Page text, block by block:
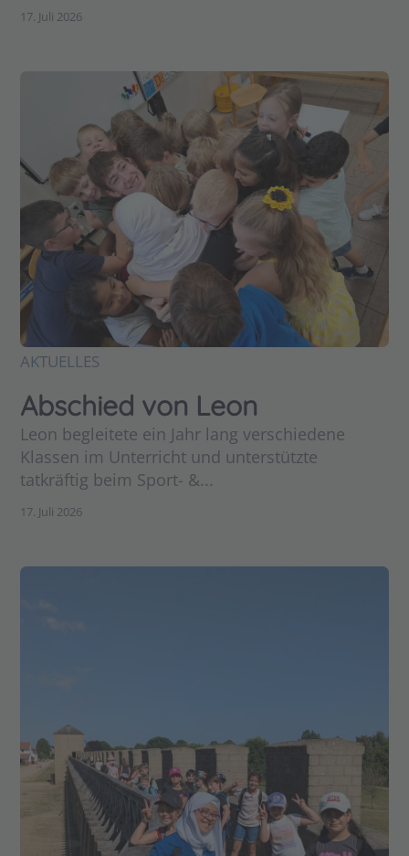
17. Juli 2026
AKTUELLES
Abschied von Leon
Leon begleitete ein Jahr lang verschiedene
Klassen im Unterricht und unterstützte
tatkräftig beim Sport- &...
17. Juli 2026